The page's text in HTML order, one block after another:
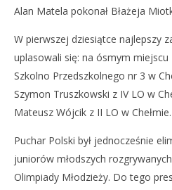
Alan Matela pokonał Błażeja
W pierwszej dziesiątce najlepszy
uplasowali się: na ósmym
Szkolno Przedszkolnego nr 3 w
Szymon Truszkowski z IV LO w
Mateusz Wójcik z II LO w Chełmie.
Puchar Polski był jednocześnie
juniorów młodszych
Olimpiady Młodzieży. Do tego